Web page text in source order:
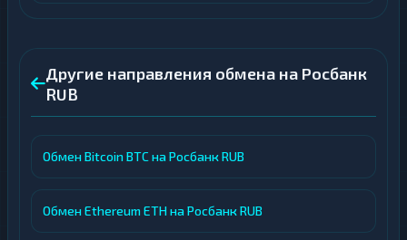
Другие направления обмена на Росбанк
RUB
Обмен Bitcoin BTC на Росбанк RUB
Обмен Ethereum ETH на Росбанк RUB